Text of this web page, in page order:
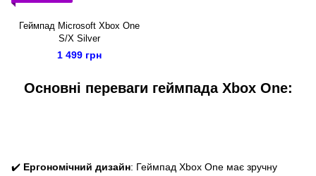
Геймпад Microsoft Xbox One
S/X Silver
1 499 грн
Основні переваги геймпада Xbox One:
✔️ Ергономічний дизайн: Геймпад Xbox One має зручну